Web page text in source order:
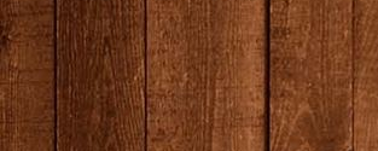
7N0A7231